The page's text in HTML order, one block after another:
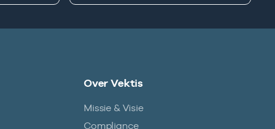
Over Vektis
Missie & Visie
Compliance